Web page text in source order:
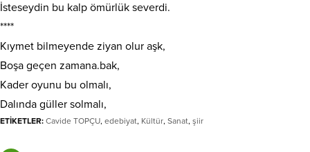
İsteseydin bu kalp ömürlük severdi.
****
Kıymet bilmeyende ziyan olur aşk,
Boşa geçen zamana.bak,
Kader oyunu bu olmalı,
Dalında güller solmalı,
ETİKETLER: Cavide TOPÇU, edebiyat, Kültür, Sanat, şiir